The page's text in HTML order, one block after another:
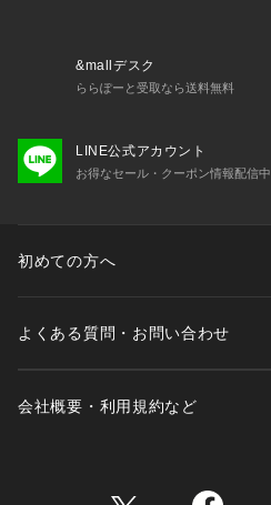
&mallデスク
ららぽーと受取なら送料無料
LINE公式アカウント
お得なセール・クーポン情報配信中
初めての方へ
よくある質問・お問い合わせ
会社概要・利用規約など